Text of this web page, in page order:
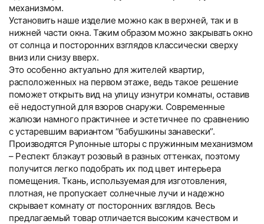
механизмом.
Установить наше изделие можно как в верхней, так и в
нижней части окна. Таким образом можно закрывать окно
от солнца и посторонних взглядов классически сверху
вниз или снизу вверх.
Это особенно актуально для жителей квартир,
расположенных на первом этаже, ведь такое решение
поможет открыть вид на улицу изнутри комнаты, оставив
её недоступной для взоров снаружи. Современные
жалюзи намного практичнее и эстетичнее по сравнению
с устаревшим вариантом “бабушкины занавески”.
Производятся Рулонные шторы с пружинным механизмом
– Респект блэкаут розовый в разных оттенках, поэтому
получится легко подобрать их под цвет интерьера
помещения. Ткань, используемая для изготовления,
плотная, не пропускает солнечные лучи и надежно
скрывает комнату от посторонних взглядов. Весь
предлагаемый товар отличается высоким качеством и